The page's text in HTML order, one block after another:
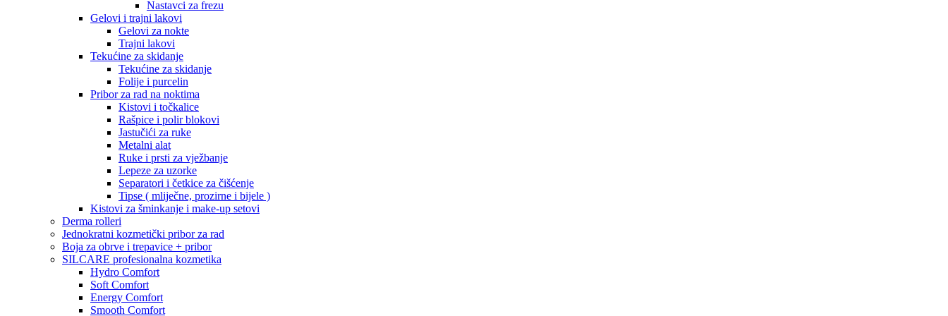
Nastavci za frezu
Gelovi i trajni lakovi
Gelovi za nokte
Trajni lakovi
Tekućine za skidanje
Tekućine za skidanje
Folije i purcelin
Pribor za rad na noktima
Kistovi i točkalice
Rašpice i polir blokovi
Jastučići za ruke
Metalni alat
Ruke i prsti za vježbanje
Lepeze za uzorke
Separatori i četkice za čišćenje
Tipse ( mliječne, prozirne i bijele )
Kistovi za šminkanje i make-up setovi
Derma rolleri
Jednokratni kozmetički pribor za rad
Boja za obrve i trepavice + pribor
SILCARE profesionalna kozmetika
Hydro Comfort
Soft Comfort
Energy Comfort
Smooth Comfort